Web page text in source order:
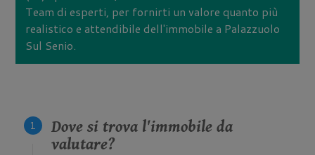
Team di esperti, per fornirti un valore quanto più
realistico e attendibile dell'immobile a Palazzuolo
Sul Senio.
Dove si trova l'immobile da
valutare?